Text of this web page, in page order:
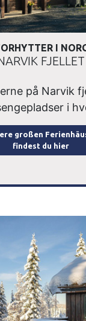
I
FJELLET
på Narvik
i
großen
findest du hier